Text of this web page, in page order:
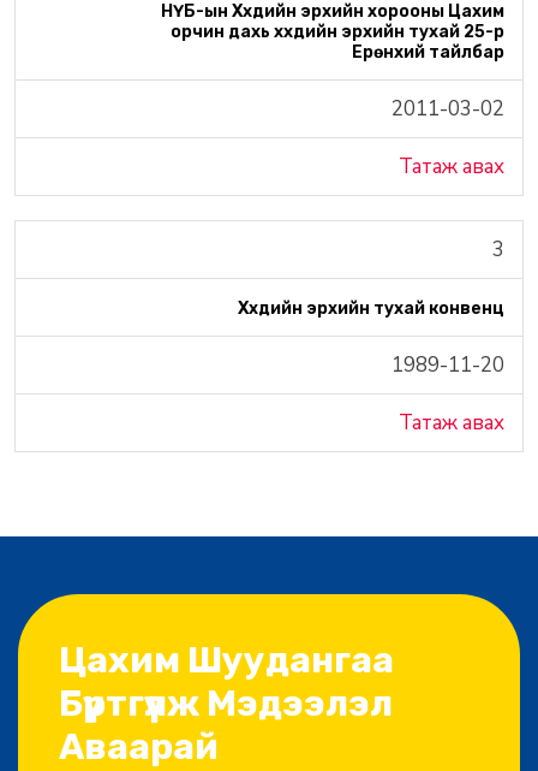
НҮБ-ын Хүүхдийн эрхийн хорооны Цахим
орчин дахь хүүхдийн эрхийн тухай 25-р
Ерөнхий тайлбар
2011-03-02
Татаж авах
3
Хүүхдийн эрхийн тухай конвенц
1989-11-20
Татаж авах
Цахим Шуудангаа
Бүртгүүлж Мэдээлэл
Аваарай